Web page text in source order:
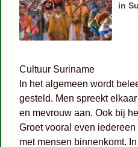
in
Cultuur Suriname
In het algemeen wordt
gesteld. Men spreekt elkaar
en mevrouw aan. Ook bij
Groet vooral even
met mensen binnenkomt.